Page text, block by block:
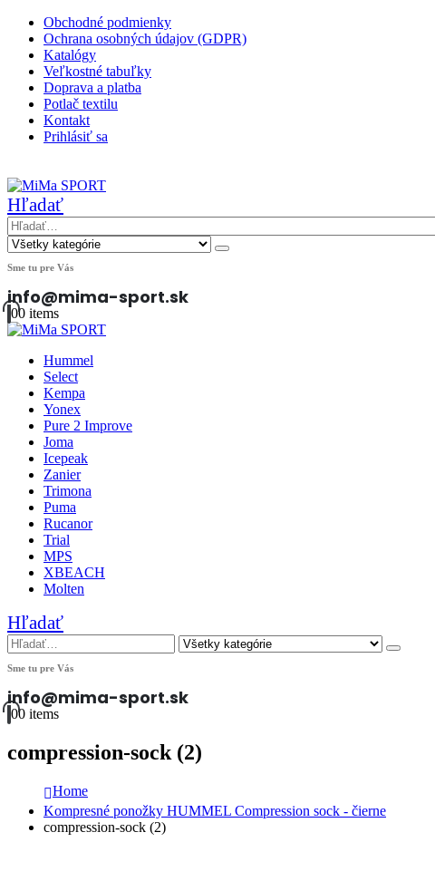
Obchodné podmienky
Ochrana osobných údajov (GDPR)
Katalógy
Veľkostné tabuľky
Doprava a platba
Potlač textilu
Kontakt
Prihlásiť sa
Hľadať
Sme tu pre Vás
info@mima-sport.sk
00 items
Hummel
Select
Kempa
Yonex
Pure 2 Improve
Joma
Icepeak
Zanier
Trimona
Puma
Rucanor
Trial
MPS
XBEACH
Molten
Hľadať
Sme tu pre Vás
info@mima-sport.sk
00 items
compression-sock (2)
Home
Kompresné ponožky HUMMEL Compression sock - čierne
compression-sock (2)